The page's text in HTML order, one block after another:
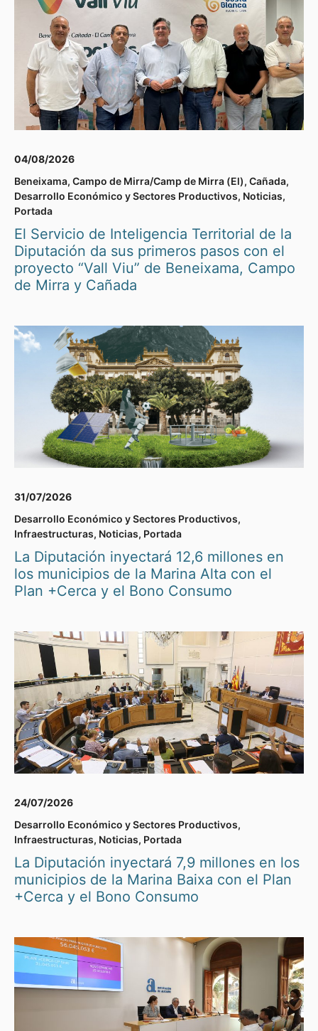
04/08/2026
Beneixama, Campo de Mirra/Camp de Mirra (El), Cañada,
Desarrollo Económico y Sectores Productivos, Noticias,
Portada
El Servicio de Inteligencia Territorial de la
Diputación da sus primeros pasos con el
proyecto “Vall Viu” de Beneixama, Campo
de Mirra y Cañada
31/07/2026
Desarrollo Económico y Sectores Productivos,
Infraestructuras, Noticias, Portada
La Diputación inyectará 12,6 millones en
los municipios de la Marina Alta con el
Plan +Cerca y el Bono Consumo
24/07/2026
Desarrollo Económico y Sectores Productivos,
Infraestructuras, Noticias, Portada
La Diputación inyectará 7,9 millones en los
municipios de la Marina Baixa con el Plan
+Cerca y el Bono Consumo